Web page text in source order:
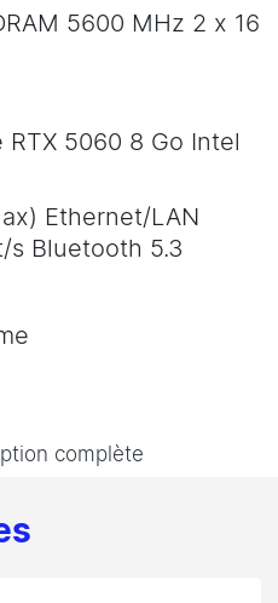
5600 MHz 2 x 16
RTX 5060 8 Go Intel
Ethernet/LAN
s Bluetooth 5.3
complète